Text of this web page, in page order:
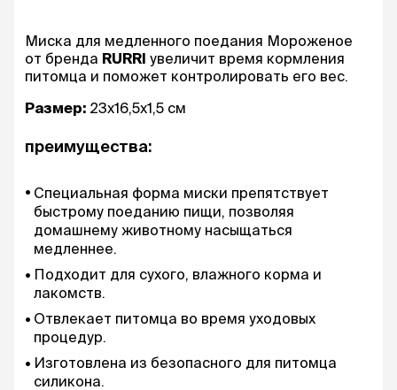
Миска для медленного поедания Мороженое
от бренда RURRI увеличит время кормления
питомца и поможет контролировать его вес.
Размер: 23х16,5х1,5 см
преимущества:
Специальная форма миски препятствует
быстрому поеданию пищи, позволяя
домашнему животному насыщаться
медленнее.
Подходит для сухого, влажного корма и
лакомств.
Отвлекает питомца во время уходовых
процедур.
Изготовлена из безопасного для питомца
силикона.